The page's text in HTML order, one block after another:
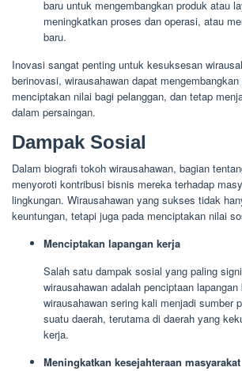
baru untuk mengembangkan produk atau
meningkatkan proses dan operasi, atau
baru.
Inovasi sangat penting untuk kesuksesan
berinovasi, wirausahawan dapat
menciptakan nilai bagi pelanggan, dan tetap
dalam persaingan.
Dampak Sosial
Dalam biografi tokoh wirausahawan, bagian
menyoroti kontribusi bisnis mereka terhadap
lingkungan. Wirausahawan yang sukses tidak
keuntungan, tetapi juga pada menciptakan nilai
Menciptakan lapangan kerja
Salah satu dampak sosial yang paling
wirausahawan adalah penciptaan
wirausahawan sering kali menjadi sumber
suatu daerah, terutama di daerah yang
kerja.
Meningkatkan kesejahteraan masyarakat